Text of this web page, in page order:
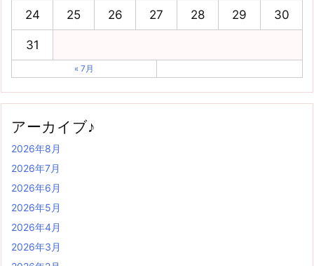
24 25 26 27 28 29 30
31
« 7月
アーカイブ♪
2026年8月
2026年7月
2026年6月
2026年5月
2026年4月
2026年3月